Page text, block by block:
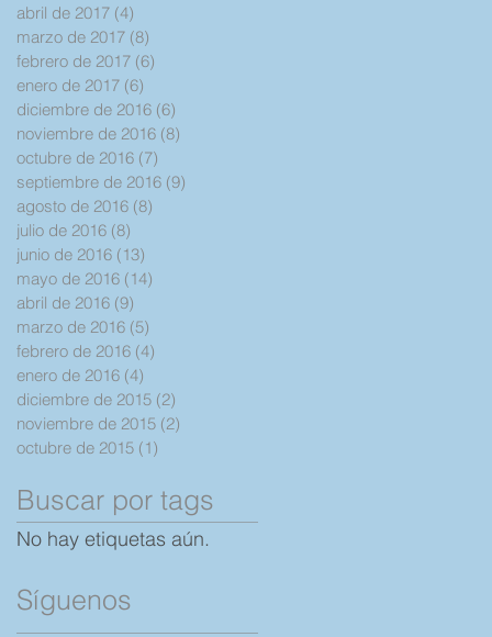
abril de 2017 (4)
marzo de 2017 (8)
febrero de 2017 (6)
enero de 2017 (6)
diciembre de 2016 (6)
noviembre de 2016 (8)
octubre de 2016 (7)
septiembre de 2016 (9)
agosto de 2016 (8)
julio de 2016 (8)
junio de 2016 (13)
mayo de 2016 (14)
abril de 2016 (9)
marzo de 2016 (5)
febrero de 2016 (4)
enero de 2016 (4)
diciembre de 2015 (2)
noviembre de 2015 (2)
octubre de 2015 (1)
Buscar por tags
No hay etiquetas aún.
Síguenos